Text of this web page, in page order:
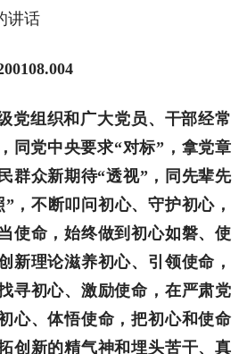
讲话
党组织和广大党员、干部经常
同党中央要求“对标”，拿党章
群众新期待“透视”，同先辈先
，不断叩问初心、守护初心，
使命，始终做到初心如磐、使
新理论滋养初心、引领使命，
寻初心、激励使命，在严肃党
心、体悟使命，把初心和使命
创新的精气神和埋头苦干、真